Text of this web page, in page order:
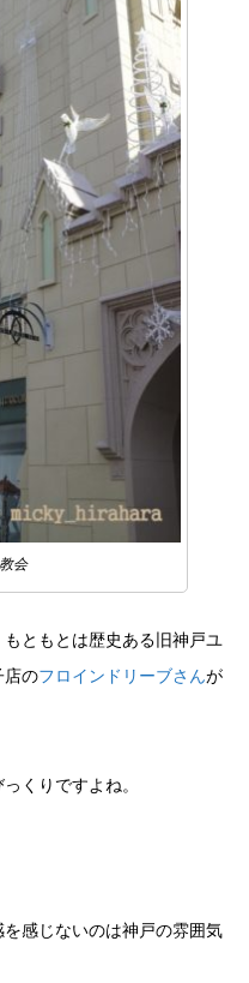
会
ともとは歴史ある旧神戸ユ
店のフロインドリーブさんが
くりですよね。
感じないのは神戸の雰囲気